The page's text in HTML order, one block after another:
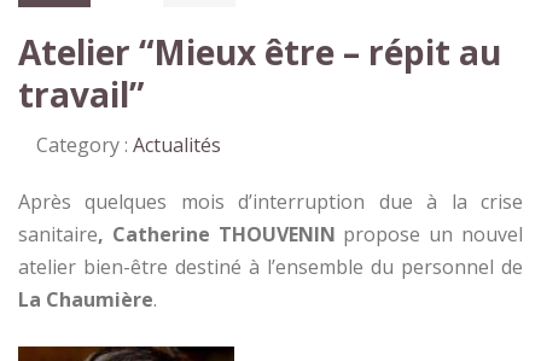
Atelier “Mieux être – répit au
travail”
Category : Actualités
Après quelques mois d’interruption due à la crise
sanitaire, Catherine THOUVENIN propose un nouvel
atelier bien-être destiné à l’ensemble du personnel de
La Chaumière.